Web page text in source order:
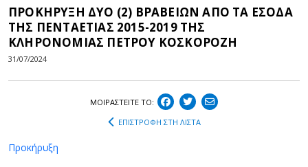
ΠΡΟΚΗΡΥΞΗ ΔΥΟ (2) ΒΡΑΒΕΙΩΝ ΑΠΟ ΤΑ ΕΣΟΔΑ
ΤΗΣ ΠΕΝΤΑΕΤΙΑΣ 2015-2019 ΤΗΣ
ΚΛΗΡΟΝΟΜΙΑΣ ΠΕΤΡΟΥ ΚΟΣΚΟΡΟΖΗ
31/07/2024
ΜΟΙΡΑΣΤEIΤΕ ΤΟ:
ΕΠΙΣΤΡΟΦΗ ΣΤΗ ΛΙΣΤΑ
Προκήρυξη